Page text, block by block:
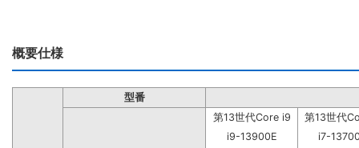
概要仕様
型番
第13世代Core i9
第13世代
i9-13900E
i7-